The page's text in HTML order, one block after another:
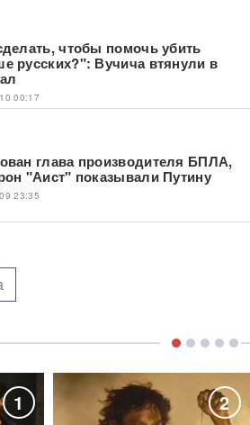
чтобы помочь убить
русских?": Вучича втянули в
00:17
глава производителя БПЛА,
"Аист" показывали Путину
23:35
1 2